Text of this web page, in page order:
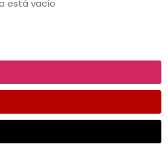
está vacío